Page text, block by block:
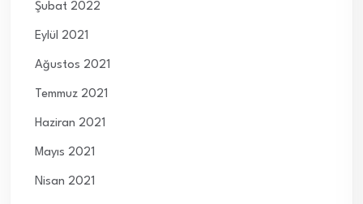
Şubat 2022
Eylül 2021
Ağustos 2021
Temmuz 2021
Haziran 2021
Mayıs 2021
Nisan 2021